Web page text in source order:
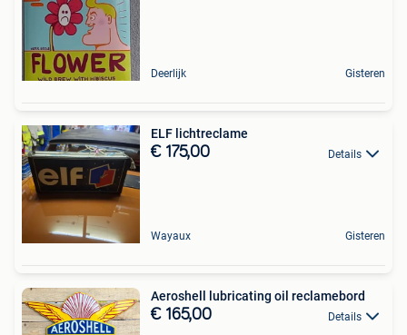
Deerlijk Gisteren
ELF lichtreclame
€ 175,00 Details
Wayaux Gisteren
Aeroshell lubricating oil reclamebord
€ 165,00 Details